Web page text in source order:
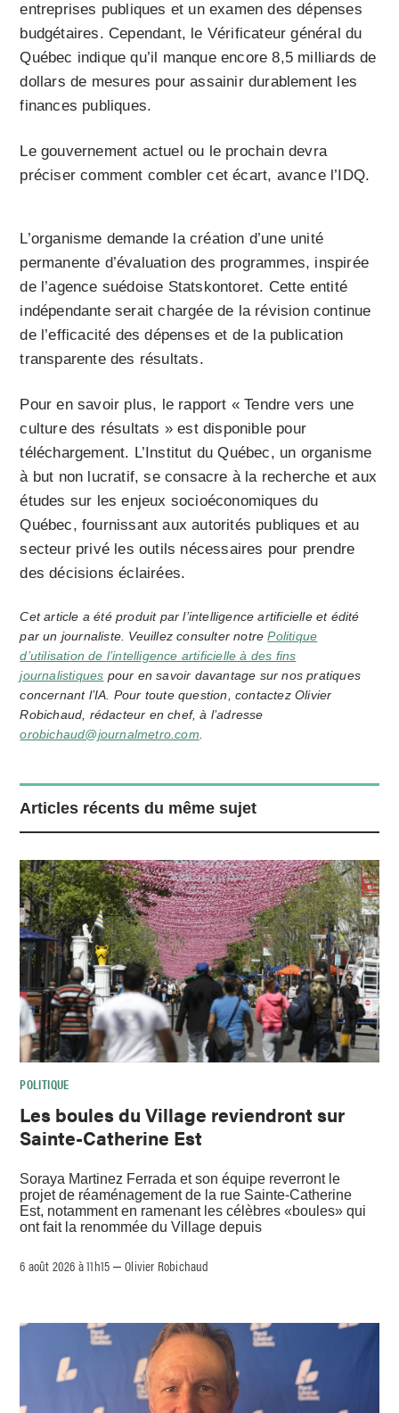
entreprises publiques et un examen des dépenses
budgétaires. Cependant, le Vérificateur général du
Québec indique qu’il manque encore 8,5 milliards de
dollars de mesures pour assainir durablement les
finances publiques.
Le gouvernement actuel ou le prochain devra
préciser comment combler cet écart, avance l’IDQ.
L’organisme demande la création d’une unité
permanente d’évaluation des programmes, inspirée
de l’agence suédoise Statskontoret. Cette entité
indépendante serait chargée de la révision continue
de l’efficacité des dépenses et de la publication
transparente des résultats.
Pour en savoir plus, le rapport « Tendre vers une
culture des résultats » est disponible pour
téléchargement. L’Institut du Québec, un organisme
à but non lucratif, se consacre à la recherche et aux
études sur les enjeux socioéconomiques du
Québec, fournissant aux autorités publiques et au
secteur privé les outils nécessaires pour prendre
des décisions éclairées.
Cet article a été produit par l’intelligence artificielle et édité
par un journaliste. Veuillez consulter notrePolitique
d’utilisation de l’intelligence artificielle à des fins
journalistiques pour en savoir davantage sur nos pratiques
concernant l’IA. Pour toute question, contactez Olivier
Robichaud, rédacteur en chef, à l’adresse
orobichaud@journalmetro.com.
Articles récents du même sujet
POLITIQUE
Les boules du Village reviendront sur
Sainte-Catherine Est
Soraya Martinez Ferrada et son équipe reverront le
projet de réaménagement de la rue Sainte-Catherine
Est, notamment en ramenant les célèbres «boules» qui
ont fait la renommée du Village depuis
6 août 2026 à 11h15 –Olivier Robichaud